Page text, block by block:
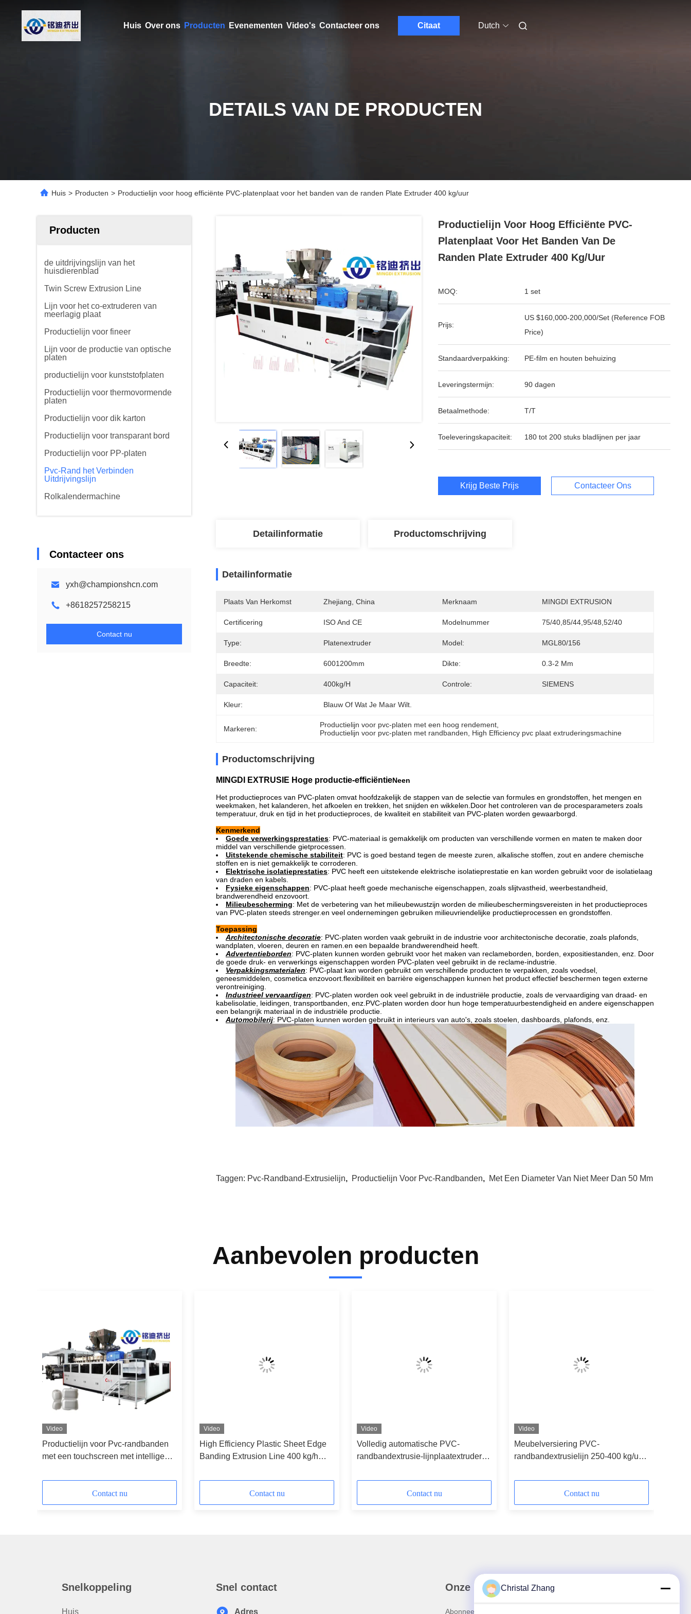
Huis Over ons Producten Evenementen Video's Contacteer ons Citaat Dutch
DETAILS VAN DE PRODUCTEN
Huis > Producten > Productielijn voor hoog efficiënte PVC-platenplaat voor het banden van de randen Plate Extruder 400 kg/uur
Producten
de uitdrijvingslijn van het
huisdierenblad
Twin Screw Extrusion Line
Lijn voor het co-extruderen van
meerlagig plaat
Productielijn voor fineer
Lijn voor de productie van optische
platen
productielijn voor kunststofplaten
Productielijn voor thermovormende
platen
Productielijn voor dik karton
Productielijn voor transparant bord
Productielijn voor PP-platen
Pvc-Rand het Verbinden
Uitdrijvingslijn
Rolkalendermachine
Contacteer ons
yxh@championshcn.com
+8618257258215
Contact nu
Productielijn Voor Hoog Efficiënte PVC-
Platenplaat Voor Het Banden Van De
Randen Plate Extruder 400 Kg/uur
MOQ: 1 set
Prijs:
US $160,000-200,000/Set (Reference FOB
Price)
Standaardverpakking: PE-film en houten behuizing
Leveringstermijn: 90 dagen
Betaalmethode: T/T
Toeleveringskapaciteit: 180 tot 200 stuks bladlijnen per jaar
Krijg Beste Prijs Contacteer Ons
Detailinformatie Productomschrijving
Detailinformatie
Plaats Van Herkomst Zhejiang, China Merknaam MINGDI EXTRUSION
Certificering ISO And CE Modelnummer 75/40,85/44,95/48,52/40
Type: Platenextruder Model: MGL80/156
Breedte: 6001200mm Dikte: 0.3-2 Mm
Capaciteit: 400kg/h Controle: SIEMENS
Kleur: Blauw Of Wat Je Maar Wilt.
Markeren: Productielijn voor pvc-platen met een hoog rendement
Productielijn voor pvc-platen met randbanden
High Efficiency pvc plaat extruderingsmachine
Productomschrijving
MINGDI EXTRUSIE Hoge productie-efficiëntieNeen
Het productieproces van PVC-platen omvat hoofdzakelijk de stappen van de selectie van formules en grondstoffen, het mengen en
weekmaken, het kalanderen, het afkoelen en trekken, het snijden en wikkelen.Door het controleren van de procesparameters zoals
temperatuur, druk en tijd in het productieproces, de kwaliteit en stabiliteit van PVC-platen worden gewaarborgd.
Kenmerkend
Goede verwerkingsprestaties: PVC-materiaal is gemakkelijk om producten van verschillende vormen en maten te maken door
middel van verschillende gietprocessen.
Uitstekende chemische stabiliteit: PVC is goed bestand tegen de meeste zuren, alkalische stoffen, zout en andere chemische
stoffen en is niet gemakkelijk te corroderen.
Elektrische isolatieprestaties: PVC heeft een uitstekende elektrische isolatieprestatie en kan worden gebruikt voor de isolatielaag
van draden en kabels.
Fysieke eigenschappen: PVC-plaat heeft goede mechanische eigenschappen, zoals slijtvastheid, weerbestandheid,
brandwerendheid enzovoort.
Milieubescherming: Met de verbetering van het milieubewustzijn worden de milieubeschermingsvereisten in het productieproces
van PVC-platen steeds strenger.en veel ondernemingen gebruiken milieuvriendelijke productieprocessen en grondstoffen.
Toepassing
Architectonische decoratie: PVC-platen worden vaak gebruikt in de industrie voor architectonische decoratie, zoals plafonds,
wandplaten, vloeren, deuren en ramen.en een bepaalde brandwerendheid heeft.
Advertentieborden: PVC-platen kunnen worden gebruikt voor het maken van reclameborden, borden, expositiestanden, enz. Door
de goede druk- en verwerkings eigenschappen worden PVC-platen veel gebruikt in de reclame-industrie.
Verpakkingsmaterialen: PVC-plaat kan worden gebruikt om verschillende producten te verpakken, zoals voedsel,
geneesmiddelen, cosmetica enzovoort.flexibiliteit en barrière eigenschappen kunnen het product effectief beschermen tegen externe
verontreiniging.
Industrieel vervaardigen: PVC-platen worden ook veel gebruikt in de industriële productie, zoals de vervaardiging van draad- en
kabelisolatie, leidingen, transportbanden, enz.PVC-platen worden door hun hoge temperatuurbestendigheid en andere eigenschappen
een belangrijk materiaal in de industriële productie.
Automobilerij: PVC-platen kunnen worden gebruikt in interieurs van auto's, zoals stoelen, dashboards, plafonds, enz.
Taggen: Pvc-Randband-Extrusielijn, Productielijn Voor Pvc-Randbanden, Met Een Diameter Van Niet Meer Dan 50 Mm
Aanbevolen producten
Video
Productielijn voor Pvc-randbanden
met een touchscreen met intelligente
Contact nu
Video
High Efficiency Plastic Sheet Edge
Banding Extrusion Line 400 kg/h
Contact nu
Video
Volledig automatische PVC-
randbandextrusie-lijnplaatextruder
Contact nu
Video
Meubelversiering PVC-
randbandextrusielijn 250-400 kg/uur
Contact nu
Snelkoppeling
Huis
Snel contact
Adres
Onze Nieuwsbrief
Abonneer u op onze nieuwsbrief voor kortingen en
Christal Zhang